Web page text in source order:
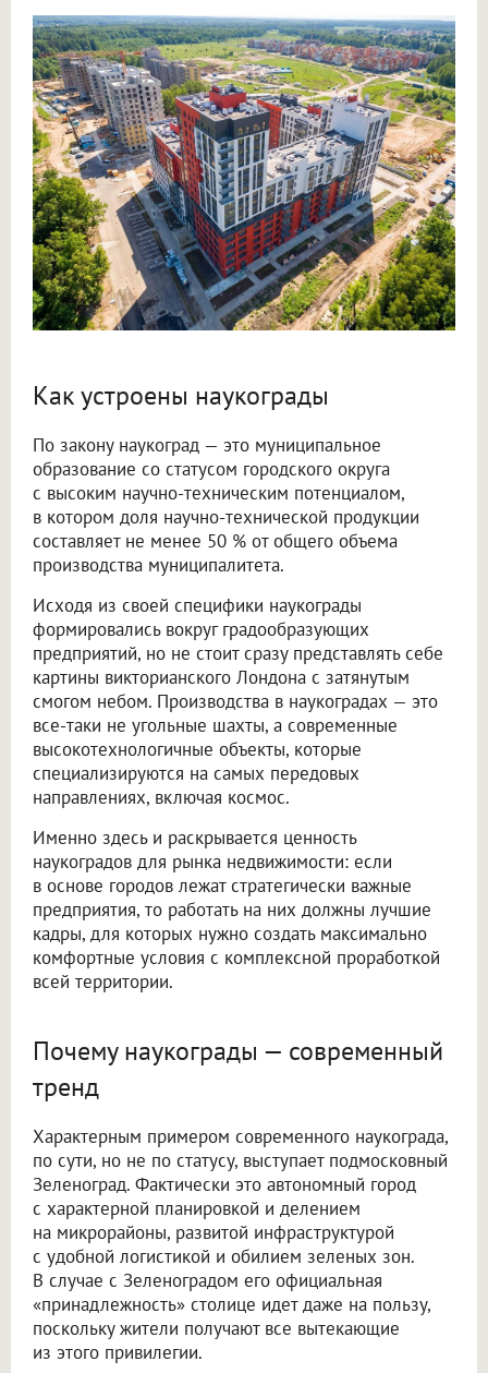
Как устроены наукограды
По закону наукоград — это муниципальное
образование со статусом городского округа
с высоким научно-техническим потенциалом,
в котором доля научно-технической продукции
составляет не менее 50 % от общего объема
производства муниципалитета.
Исходя из своей специфики наукограды
формировались вокруг градообразующих
предприятий, но не стоит сразу представлять себе
картины викторианского Лондона с затянутым
смогом небом. Производства в наукоградах — это
все-таки не угольные шахты, а современные
высокотехнологичные объекты, которые
специализируются на самых передовых
направлениях, включая космос.
Именно здесь и раскрывается ценность
наукоградов для рынка недвижимости: если
в основе городов лежат стратегически важные
предприятия, то работать на них должны лучшие
кадры, для которых нужно создать максимально
комфортные условия с комплексной проработкой
всей территории.
Почему наукограды — современный
тренд
Характерным примером современного наукограда,
по сути, но не по статусу, выступает подмосковный
Зеленоград. Фактически это автономный город
с характерной планировкой и делением
на микрорайоны, развитой инфраструктурой
с удобной логистикой и обилием зеленых зон.
В случае с Зеленоградом его официальная
«принадлежность» столице идет даже на пользу,
поскольку жители получают все вытекающие
из этого привилегии.